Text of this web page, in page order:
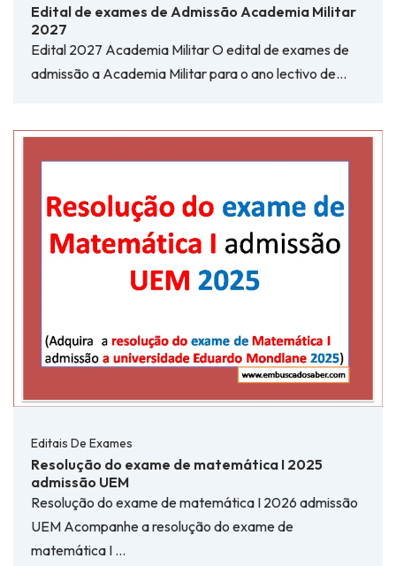
Edital de exames de Admissão Academia Militar
2027
Edital 2027 Academia Militar O edital de exames de
admissão a Academia Militar para o ano lectivo de…
Editais De Exames
Resolução do exame de matemática I 2025
admissão UEM
Resolução do exame de matemática I 2026 admissão
UEM Acompanhe a resolução do exame de
matemática I …